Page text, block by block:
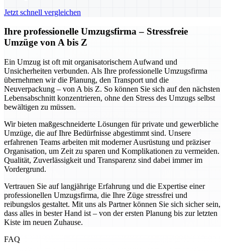
Jetzt schnell vergleichen
Ihre professionelle Umzugsfirma – Stressfreie
Umzüge von A bis Z
Ein Umzug ist oft mit organisatorischem Aufwand und
Unsicherheiten verbunden. Als Ihre professionelle Umzugsfirma
übernehmen wir die Planung, den Transport und die
Neuverpackung – von A bis Z. So können Sie sich auf den nächsten
Lebensabschnitt konzentrieren, ohne den Stress des Umzugs selbst
bewältigen zu müssen.
Wir bieten maßgeschneiderte Lösungen für private und gewerbliche
Umzüge, die auf Ihre Bedürfnisse abgestimmt sind. Unsere
erfahrenen Teams arbeiten mit moderner Ausrüstung und präziser
Organisation, um Zeit zu sparen und Komplikationen zu vermeiden.
Qualität, Zuverlässigkeit und Transparenz sind dabei immer im
Vordergrund.
Vertrauen Sie auf langjährige Erfahrung und die Expertise einer
professionellen Umzugsfirma, die Ihre Züge stressfrei und
reibungslos gestaltet. Mit uns als Partner können Sie sich sicher sein,
dass alles in bester Hand ist – von der ersten Planung bis zur letzten
Kiste im neuen Zuhause.
FAQ